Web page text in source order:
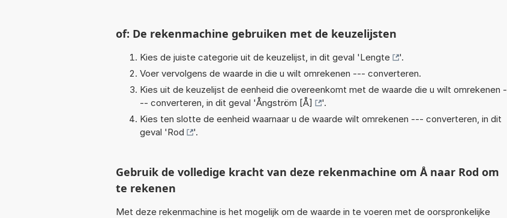
of: De rekenmachine gebruiken met de keuzelijsten
Kies de juiste categorie uit de keuzelijst, in dit geval 'Lengte
'.
Voer vervolgens de waarde in die u wilt omrekenen --- converteren.
Kies uit de keuzelijst de eenheid die overeenkomt met de waarde die u wilt omrekenen -
-- converteren, in dit geval 'Ångström [Å]
'.
Kies ten slotte de eenheid waarnaar u de waarde wilt omrekenen --- converteren, in dit
geval 'Rod '.
Gebruik de volledige kracht van deze rekenmachine om Å naar Rod om
te rekenen
Met deze rekenmachine is het mogelijk om de waarde in te voeren met de oorspronkelijke